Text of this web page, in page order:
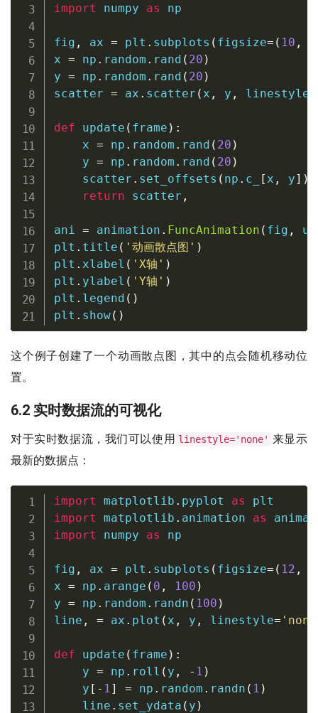
import numpy as np
fig , ax = plt . subplots ( figsize= ( 10 ,
x = np . random . rand ( 20 )
y = np . random . rand ( 20 )
scatter = ax . scatter ( x , y , linestyle
def update ( frame ) :
    x
= np . random . rand ( 20 )
    y
= np . random . rand ( 20 )
    scatter
. set_offsets ( np . c_ [ x , y] )
return scatter ,
ani = animation . FuncAnimation ( fig ,
plt . title ( '动画散点图' )
plt . xlabel ( 'X轴' )
plt . ylabel ( 'Y轴' )
plt . legend ( )
plt . show( )
这个例子创建了一个动画散点图，其中的点会随机移动位
置。
6.2 实时数据流的可视化
对于实时数据流，我们可以使用 linestyle='none' 来显示
最新的数据点：
import matplotlib . pyplot as
import matplotlib . animation as
import numpy as np
fig , ax = plt . subplots ( figsize= ( 12 ,
x = np . arange ( 0 , 100 )
y = np . random . randn ( 100 )
line , = ax . plot ( x , y , linestyle=
def update ( frame ) :
    y
= np . roll ( y , - 1 )
    y
[ - 1 ] = np . random . randn ( 1 )
    line
. set_ydata ( y )